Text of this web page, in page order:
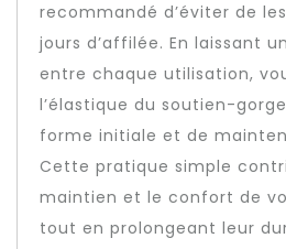
recommandé d’éviter de
jours d’affilée. En laissant
entre chaque utilisation,
l’élastique du soutien-
forme initiale et de
Cette pratique simple
maintien et le confort de
tout en prolongeant leur